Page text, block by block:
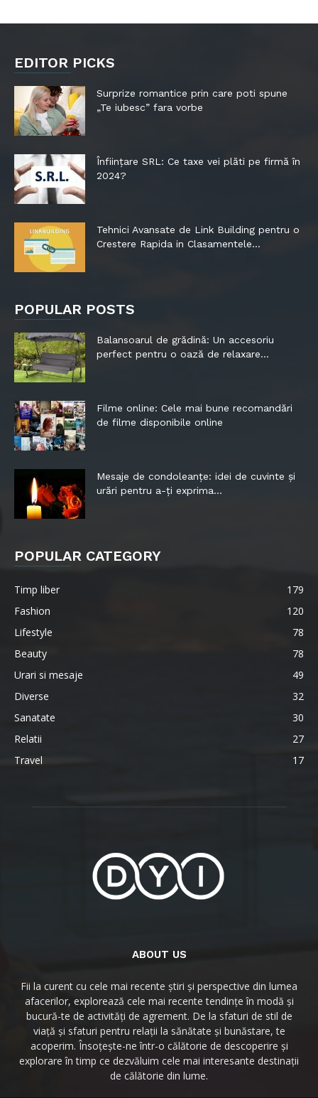
EDITOR PICKS
Surprize romantice prin care poti spune
„Te iubesc” fara vorbe
Înființare SRL: Ce taxe vei plăti pe firmă în
2024?
Tehnici Avansate de Link Building pentru o
Crestere Rapida in Clasamentele...
POPULAR POSTS
Balansoarul de grădină: Un accesoriu
perfect pentru o oază de relaxare...
Filme online: Cele mai bune recomandări
de filme disponibile online
Mesaje de condoleanțe: idei de cuvinte și
urări pentru a-ți exprima...
POPULAR CATEGORY
Timp liber
179
Fashion
120
Lifestyle
78
Beauty
78
Urari si mesaje
49
Diverse
32
Sanatate
30
Relatii
27
Travel
17
ABOUT US
Fii la curent cu cele mai recente știri și perspective din lumea
afacerilor, explorează cele mai recente tendințe în modă și
bucură-te de activități de agrement. De la sfaturi de stil de
viață și sfaturi pentru relații la sănătate și bunăstare, te
acoperim. Însoțește-ne într-o călătorie de descoperire și
explorare în timp ce dezvăluim cele mai interesante destinații
de călătorie din lume.